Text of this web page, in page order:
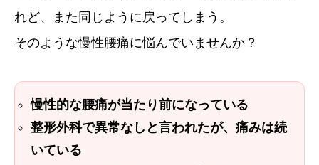
れど、また同じように戻ってしまう。
そのような慢性腰痛に悩んでいませんか？
慢性的な腰痛が当たり前になっている
整形外科で異常なしと言われたが、痛みは続
いている